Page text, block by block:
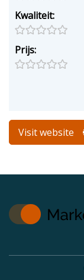
Kwaliteit:
Prijs:
Visit website